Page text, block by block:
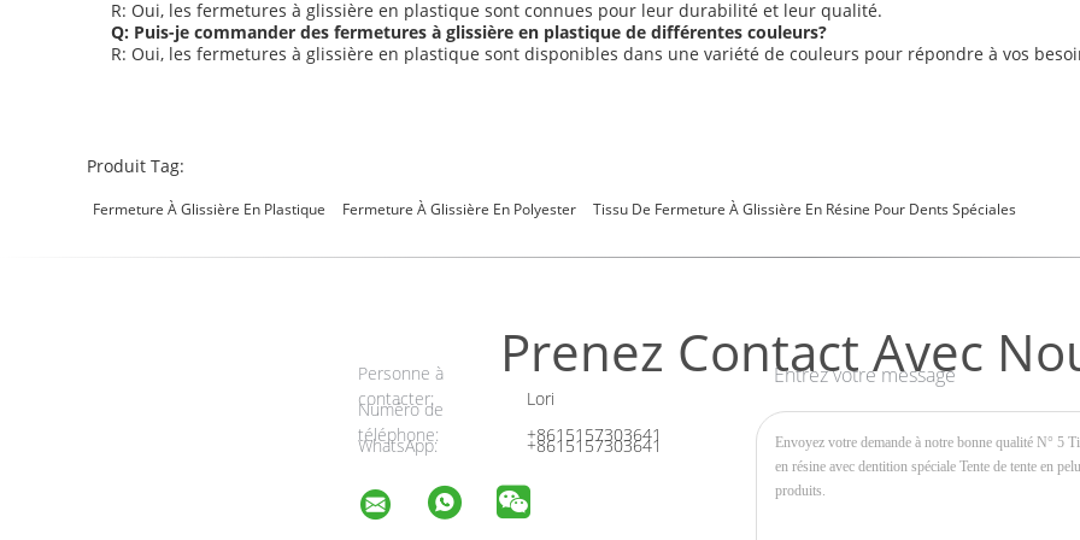
R: Oui, les fermetures à glissière en plastique sont connues pour leur durabilité et leur qualité.
Q: Puis-je commander des fermetures à glissière en plastique de différentes couleurs?
R: Oui, les fermetures à glissière en plastique sont disponibles dans une variété de couleurs pour répondre à vos
Produit Tag:
Fermeture À Glissière En Plastique Fermeture À Glissière En Polyester Tissu De Fermeture À Glissière En Résine Pour Dents Spéciales
Prenez Contact Avec
Personne à
contacter:
Lori
Numéro de
téléphone:
+8615157303641
WhatsApp: +8615157303641
Entrez votre message